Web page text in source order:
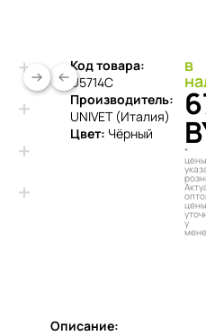
Код товара:
U5714C
Производитель:
UNIVET (Италия)
Цвет: Чёрный
в
*
цены
цены
у
Описание: